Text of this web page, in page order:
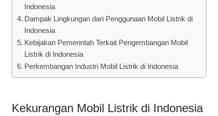
Indonesia
Dampak Lingkungan dari Penggunaan Mobil Listrik di
Indonesia
Kebijakan Pemerintah Terkait Pengembangan Mobil
Listrik di Indonesia
Perkembangan Industri Mobil Listrik di Indonesia
Kekurangan Mobil Listrik di Indonesia